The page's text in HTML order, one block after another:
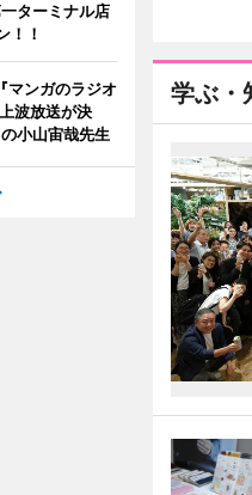
学ぶ・
ターミナル店
！！
マンガのラジオ
波放送が決
小山宙哉先生